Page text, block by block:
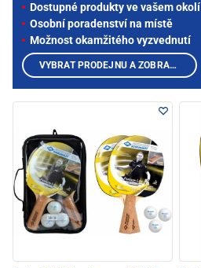
Dostupné produkty ve vašem okolí
Osobní poradenství na místě
Možnost okamžitého vyzvednutí
VYBRAT PRODEJNU A ZOBRAZIT PRODUKTY